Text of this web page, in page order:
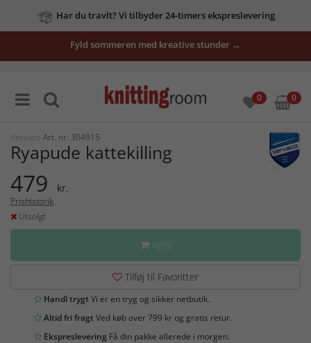
Har du travlt? Vi tilbyder 24-timers ekspreslevering
Fyld sommeren med kreative stunder →
0 0
Vervaco Art. nr: 304915
Ryapude kattekilling
479 kr.
Prishistorik
Utsolgt
KØB
Tilføj til Favoritter
Handl trygtVi er en tryg og sikker netbutik.
Altid fri fragtVed køb over 799 kr og gratis retur.
Ekspreslevering Få din pakke allerede i morgen.